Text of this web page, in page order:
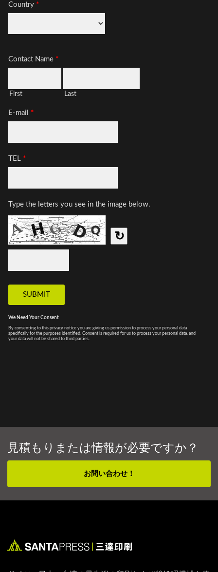
見積もりまたは情報が必要ですか？
お問い合わせ！